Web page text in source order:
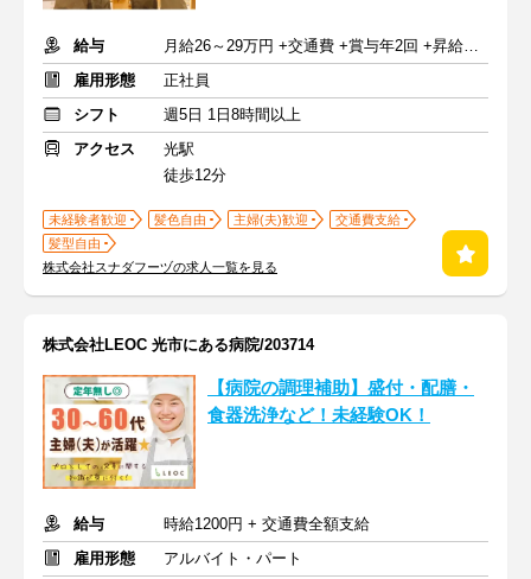
給与
月給26～29万円 +交通費 +賞与年2回 +昇給年1回
雇用形態
正社員
シフト
週5日 1日8時間以上
アクセス
光駅
徒歩12分
未経験者歓迎 髪色自由 主婦(夫)歓迎
交通費支給
髪型自由
株式会社スナダフーヅの求人一覧を見る
株式会社LEOC 光市にある病院/203714
【病院の調理補助】盛付・配膳・
食器洗浄など！未経験OK！
給与
時給1200円 + 交通費全額支給
雇用形態
アルバイト・パート